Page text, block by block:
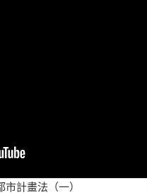
計畫法（一）